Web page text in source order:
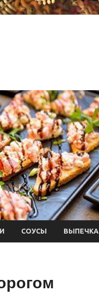
СОУСЫ ВЫПЕЧКА